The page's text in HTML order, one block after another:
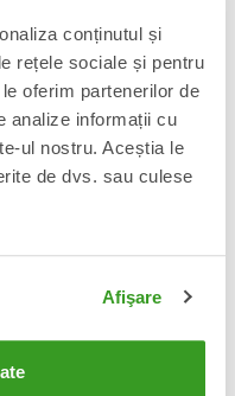
conținutul și
rețele sociale și pentru
oferim partenerilor de
analize informații cu
ul nostru. Aceștia le
de dvs. sau culese
Afişare
unstoppable, Ermac
punches come from the
off the Mortal Kombat
to 22 moving parts for
si livrat in ambalajul